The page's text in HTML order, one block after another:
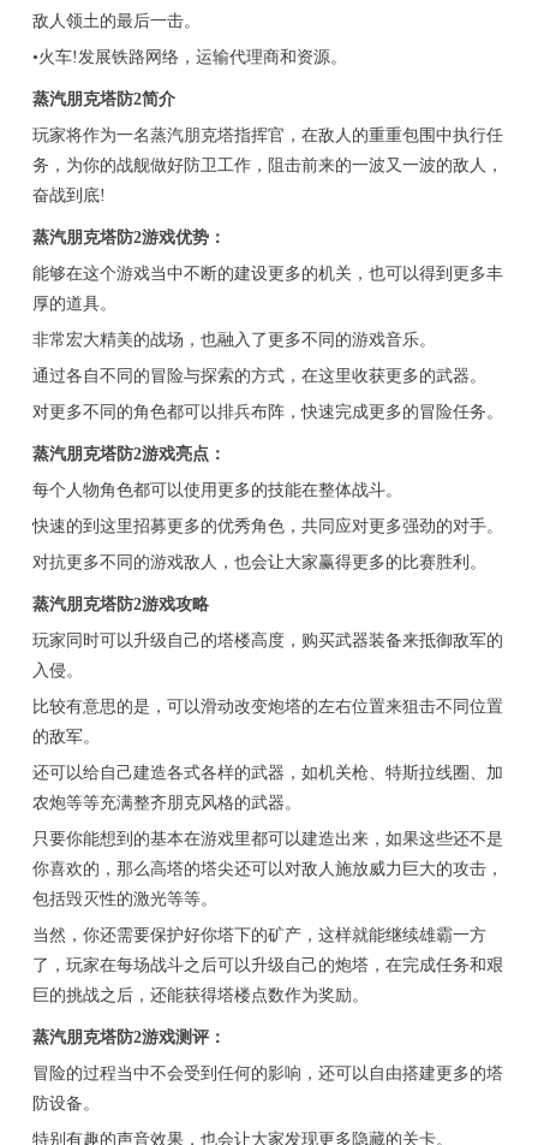
敌人领土的最后一击。
•火车!发展铁路网络，运输代理商和资源。
蒸汽朋克塔防2简介
玩家将作为一名蒸汽朋克塔指挥官，在敌人的重重包围中执行任
务，为你的战舰做好防卫工作，阻击前来的一波又一波的敌人，
奋战到底!
蒸汽朋克塔防2游戏优势：
能够在这个游戏当中不断的建设更多的机关，也可以得到更多丰
厚的道具。
非常宏大精美的战场，也融入了更多不同的游戏音乐。
通过各自不同的冒险与探索的方式，在这里收获更多的武器。
对更多不同的角色都可以排兵布阵，快速完成更多的冒险任务。
蒸汽朋克塔防2游戏亮点：
每个人物角色都可以使用更多的技能在整体战斗。
快速的到这里招募更多的优秀角色，共同应对更多强劲的对手。
对抗更多不同的游戏敌人，也会让大家赢得更多的比赛胜利。
蒸汽朋克塔防2游戏攻略
玩家同时可以升级自己的塔楼高度，购买武器装备来抵御敌军的
入侵。
比较有意思的是，可以滑动改变炮塔的左右位置来狙击不同位置
的敌军。
还可以给自己建造各式各样的武器，如机关枪、特斯拉线圈、加
农炮等等充满整齐朋克风格的武器。
只要你能想到的基本在游戏里都可以建造出来，如果这些还不是
你喜欢的，那么高塔的塔尖还可以对敌人施放威力巨大的攻击，
包括毁灭性的激光等等。
当然，你还需要保护好你塔下的矿产，这样就能继续雄霸一方
了，玩家在每场战斗之后可以升级自己的炮塔，在完成任务和艰
巨的挑战之后，还能获得塔楼点数作为奖励。
蒸汽朋克塔防2游戏测评：
冒险的过程当中不会受到任何的影响，还可以自由搭建更多的塔
防设备。
特别有趣的声音效果，也会让大家发现更多隐藏的关卡。